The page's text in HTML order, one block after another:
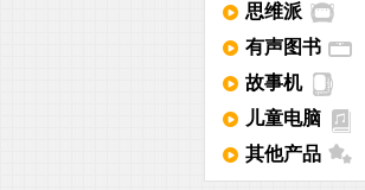
思维派
有声图书
故事机
儿童电脑
其他产品